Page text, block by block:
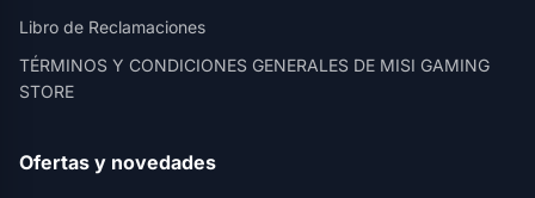
Libro de Reclamaciones
TÉRMINOS Y CONDICIONES GENERALES DE MISI GAMING
STORE
Ofertas y novedades